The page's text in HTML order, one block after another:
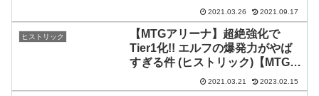
【MTG Arena/Magic The
Gathering】
2021.03.26 2021.09.17
ヒストリック
【MTGアリーナ】超絶強化で
Tier1化!! エルフの爆発力がやば
すぎる件 (ヒストリック)【MTG
Arena/Magic The Gathering】
2021.03.21 2023.02.15